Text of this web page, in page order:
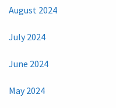
August 2024
July 2024
June 2024
May 2024